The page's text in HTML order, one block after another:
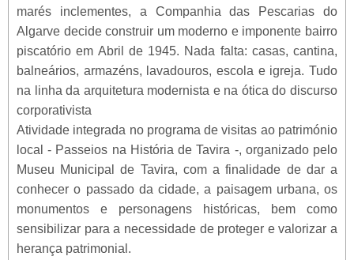
marés inclementes, a Companhia das Pescarias do
Algarve decide construir um moderno e imponente bairro
piscatório em Abril de 1945. Nada falta: casas, cantina,
balneários, armazéns, lavadouros, escola e igreja. Tudo
na linha da arquitetura modernista e na ótica do discurso
corporativista
Atividade integrada no programa de visitas ao património
local - Passeios na História de Tavira -, organizado pelo
Museu Municipal de Tavira, com a finalidade de dar a
conhecer o passado da cidade, a paisagem urbana, os
monumentos e personagens históricas, bem como
sensibilizar para a necessidade de proteger e valorizar a
herança patrimonial.